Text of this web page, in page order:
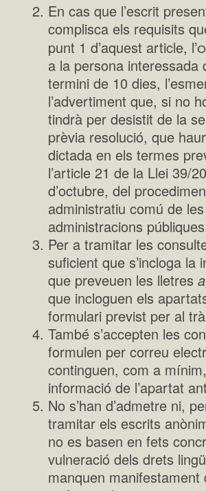
En cas que l’escrit
complisca els requisits
punt 1 d’aquest article, l’
a la persona interessada
termini de 10 dies,
l’advertiment que, si no
tindrà per desistit de la
prèvia resolució, que
dictada en els termes
l’article 21 de la Llei 39/
d’octubre, del
administratiu comú de les
administracions
Per a tramitar les
suficient que s’incloga la
que preveuen les lletres
que incloguen els
formulari previst per al
També s’accepten les
formulen per correu
continguen, com a
informació de l’apartat
No s’han d’admetre ni,
tramitar els escrits
no es basen en fets
vulneració dels drets
manquen manifestament